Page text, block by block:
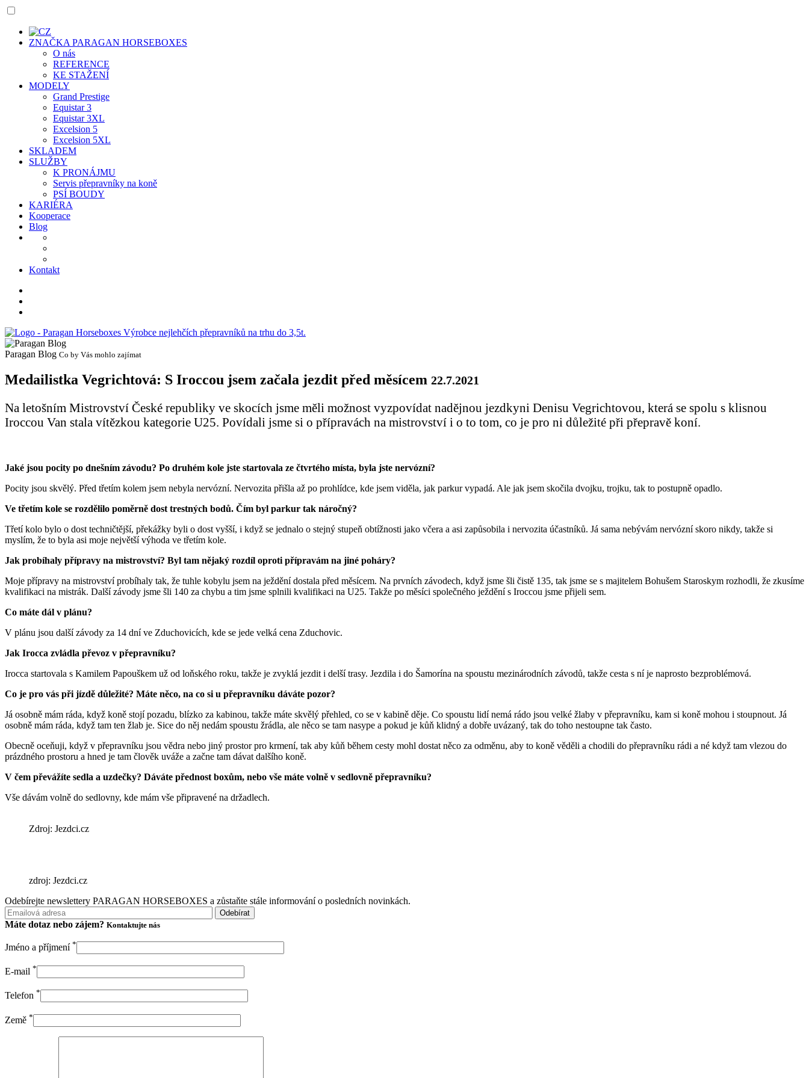
ZNAČKA PARAGAN HORSEBOXES
O nás
REFERENCE
KE STAŽENÍ
MODELY
Grand Prestige
Equistar 3
Equistar 3XL
Excelsion 5
Excelsion 5XL
SKLADEM
SLUŽBY
K PRONÁJMU
Servis přepravníky na koně
PSÍ BOUDY
KARIÉRA
Kooperace
Blog
Kontakt
Paragan Blog Co by Vás mohlo zajímat
Medailistka Vegrichtová: S Iroccou jsem začala jezdit před měsícem 22.7.2021
Na letošním Mistrovství České republiky ve skocích jsme měli možnost vyzpovídat nadějnou jezdkyni Denisu Vegrichtovou, která se spolu s klisnou
Iroccou Van stala vítězkou kategorie U25. Povídali jsme si o přípravách na mistrovství i o to tom, co je pro ni důležité při přepravě koní.
Jaké jsou pocity po dnešním závodu? Po druhém kole jste startovala ze čtvrtého místa, byla jste nervózní?
Pocity jsou skvělý. Před třetím kolem jsem nebyla nervózní. Nervozita přišla až po prohlídce, kde jsem viděla, jak parkur vypadá. Ale jak jsem skočila dvojku, trojku, tak to postupně opadlo.
Ve třetím kole se rozdělilo poměrně dost trestných bodů. Čím byl parkur tak náročný?
Třetí kolo bylo o dost techničtější, překážky byli o dost vyšší, i když se jednalo o stejný stupeň obtížnosti jako včera a asi zapůsobila i nervozita účastníků. Já sama nebývám nervózní skoro nikdy, takže si
myslím, že to byla asi moje největší výhoda ve třetím kole.
Jak probíhaly přípravy na mistrovství? Byl tam nějaký rozdíl oproti přípravám na jiné poháry?
Moje přípravy na mistrovství probíhaly tak, že tuhle kobylu jsem na ježdění dostala před měsícem. Na prvních závodech, když jsme šli čistě 135, tak jsme se s majitelem Bohušem Staroskym rozhodli, že zkusíme
kvalifikaci na mistrák. Další závody jsme šli 140 za chybu a tim jsme splnili kvalifikaci na U25. Takže po měsíci společného ježdění s Iroccou jsme přijeli sem.
Co máte dál v plánu?
V plánu jsou další závody za 14 dní ve Zduchovicích, kde se jede velká cena Zduchovic.
Jak Irocca zvládla převoz v přepravníku?
Irocca startovala s Kamilem Papouškem už od loňského roku, takže je zvyklá jezdit i delší trasy. Jezdila i do Šamorína na spoustu mezinárodních závodů, takže cesta s ní je naprosto bezproblémová.
Co je pro vás při jízdě důležité? Máte něco, na co si u přepravníku dáváte pozor?
Já osobně mám ráda, když koně stojí pozadu, blízko za kabinou, takže máte skvělý přehled, co se v kabině děje. Co spoustu lidí nemá rádo jsou velké žlaby v přepravníku, kam si koně mohou i stoupnout. Já
osobně mám ráda, když tam ten žlab je. Sice do něj nedám spoustu žrádla, ale něco se tam nasype a pokud je kůň klidný a dobře uvázaný, tak do toho nestoupne tak často.
Obecně oceňuji, když v přepravníku jsou vědra nebo jiný prostor pro krmení, tak aby kůň během cesty mohl dostat něco za odměnu, aby to koně věděli a chodili do přepravníku rádi a né když tam vlezou do
prázdného prostoru a hned je tam člověk uváže a začne tam dávat dalšího koně.
V čem převážíte sedla a uzdečky? Dáváte přednost boxům, nebo vše máte volně v sedlovně přepravníku?
Vše dávám volně do sedlovny, kde mám vše připravené na držadlech.
Zdroj: Jezdci.cz
zdroj: Jezdci.cz
Odebírejte newslettery PARAGAN HORSEBOXES a zůstaňte stále informování o posledních novinkách.
Máte dotaz nebo zájem? Kontaktujte nás
Jméno a příjmení *
E-mail *
Telefon *
Země *